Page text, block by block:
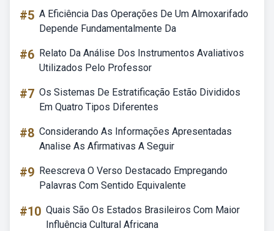
#5 A Eficiência Das Operações De Um Almoxarifado
Depende Fundamentalmente Da
#6 Relato Da Análise Dos Instrumentos Avaliativos
Utilizados Pelo Professor
#7 Os Sistemas De Estratificação Estão Divididos
Em Quatro Tipos Diferentes
#8 Considerando As Informações Apresentadas
Analise As Afirmativas A Seguir
#9 Reescreva O Verso Destacado Empregando
Palavras Com Sentido Equivalente
#10 Quais São Os Estados Brasileiros Com Maior
Influência Cultural Africana